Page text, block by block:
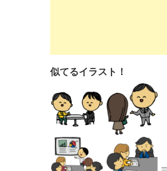
似てるイラスト！